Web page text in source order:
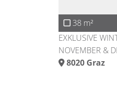
38 m²
EXKLUSIVE
NOVEMBER &
8020 Graz